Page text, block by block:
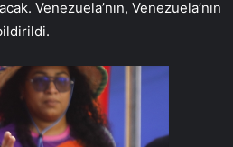
Venezuela’nın, Venezuela’nın